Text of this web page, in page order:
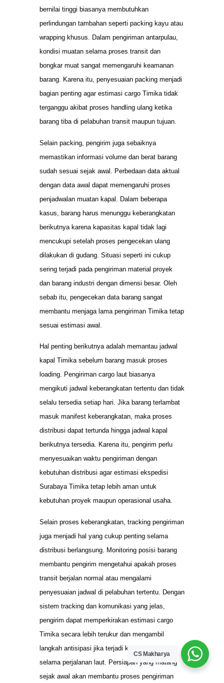
bernilai tinggi biasanya membutuhkan
perlindungan tambahan seperti packing kayu atau
wrapping khusus. Dalam pengiriman antarpulau,
kondisi muatan selama proses transit dan
bongkar muat sangat memengaruhi keamanan
barang. Karena itu, penyesuaian packing menjadi
bagian penting agar estimasi cargo Timika tidak
terganggu akibat proses handling ulang ketika
barang tiba di pelabuhan transit maupun tujuan.
Selain packing, pengirim juga sebaiknya
memastikan informasi volume dan berat barang
sudah sesuai sejak awal. Perbedaan data aktual
dengan data awal dapat memengaruhi proses
penjadwalan muatan kapal. Dalam beberapa
kasus, barang harus menunggu keberangkatan
berikutnya karena kapasitas kapal tidak lagi
mencukupi setelah proses pengecekan ulang
dilakukan di gudang. Situasi seperti ini cukup
sering terjadi pada pengiriman material proyek
dan barang industri dengan dimensi besar. Oleh
sebab itu, pengecekan data barang sangat
membantu menjaga lama pengiriman Timika tetap
sesuai estimasi awal.
Hal penting berikutnya adalah memantau jadwal
kapal Timika sebelum barang masuk proses
loading. Pengiriman cargo laut biasanya
mengikuti jadwal keberangkatan tertentu dan tidak
selalu tersedia setiap hari. Jika barang terlambat
masuk manifest keberangkatan, maka proses
distribusi dapat tertunda hingga jadwal kapal
berikutnya tersedia. Karena itu, pengirim perlu
menyesuaikan waktu pengiriman dengan
kebutuhan distribusi agar estimasi ekspedisi
Surabaya Timika tetap lebih aman untuk
kebutuhan proyek maupun operasional usaha.
Selain proses keberangkatan, tracking pengiriman
juga menjadi hal yang cukup penting selama
distribusi berlangsung. Monitoring posisi barang
membantu pengirim mengetahui apakah proses
transit berjalan normal atau mengalami
penyesuaian jadwal di pelabuhan tertentu. Dengan
sistem tracking dan komunikasi yang jelas,
pengirim dapat memperkirakan estimasi cargo
Timika secara lebih terukur dan mengambil
langkah antisipasi jika terjadi keterlambatan
selama perjalanan laut. Persiapan yang matang
sejak awal akan membantu proses pengiriman
CS Makharya